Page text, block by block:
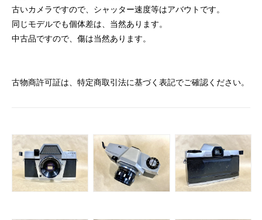
古いカメラですので、シャッター速度等はアバウトです。
同じモデルでも個体差は、当然あります。
中古品ですので、傷は当然あります。
古物商許可証は、特定商取引法に基づく表記でご確認ください。